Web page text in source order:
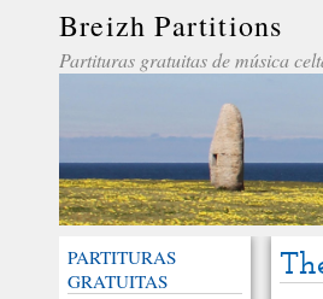
Breizh Partitions
Partituras gratuitas de música
PARTITURAS
GRATUITAS